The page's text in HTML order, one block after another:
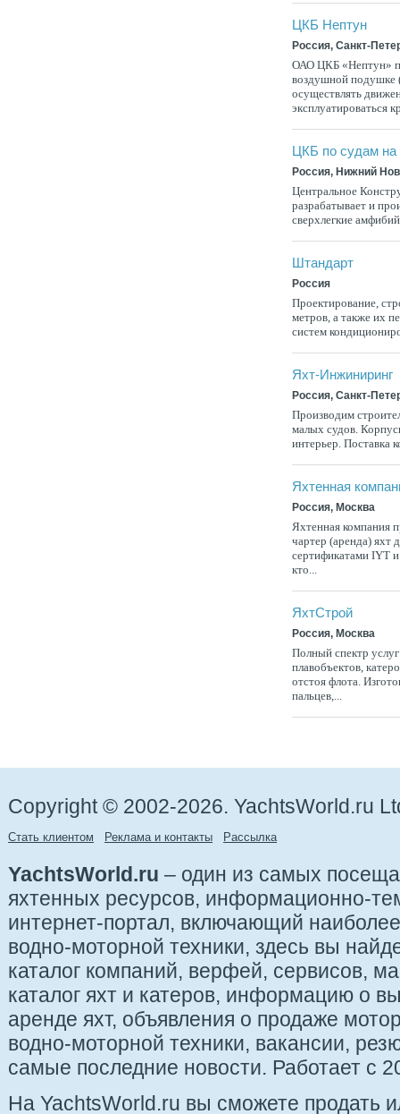
ЦКБ Нептун
Россия, Санкт-
ОАО ЦКБ «Нептун»
воздушной
осуществлять
эксплуатироваться
ЦКБ по судам
Россия, Нижний
Центральное
разрабатывает и
сверхлегкие
Штандарт
Россия
Проектирование,
метров, а также их
систем
Яхт-Инжиниринг
Россия, Санкт-
Производим
малых судов.
интерьер. Поставка
Яхтенная
Россия, Москва
Яхтенная компания
чартер (аренда)
сертификатами IYT
кто...
ЯхтСтрой
Россия, Москва
Полный спектр
плавобъектов,
отстоя флота.
пальцев,...
Copyright © 2002-2026. YachtsWorld.ru
Стать клиентом Реклама и контакты Рассылка
YachtsWorld.ru – один из самых
яхтенных ресурсов, информационно-
интернет-портал, включающий
водно-моторной техники, здесь вы
каталог компаний, верфей, сервисов,
каталог яхт и катеров, информацию о
аренде яхт, объявления о продаже
водно-моторной техники, вакансии,
самые последние новости. Работает с
На YachtsWorld.ru вы сможете продать